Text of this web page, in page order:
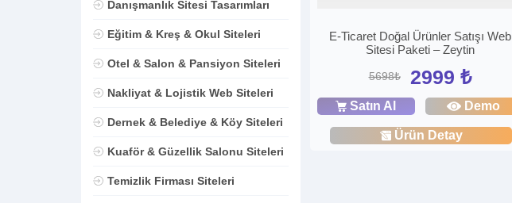
Danışmanlık Sitesi Tasarımları
Eğitim & Kreş & Okul Siteleri
Otel & Salon & Pansiyon Siteleri
Nakliyat & Lojistik Web Siteleri
Dernek & Belediye & Köy Siteleri
Kuaför & Güzellik Salonu Siteleri
Temizlik Firması Siteleri
E-Ticaret Doğal Ürünler Satışı Web
Sitesi Paketi – Zeytin
5698₺ 2999 ₺
Satın Al Demo
Ürün Detay